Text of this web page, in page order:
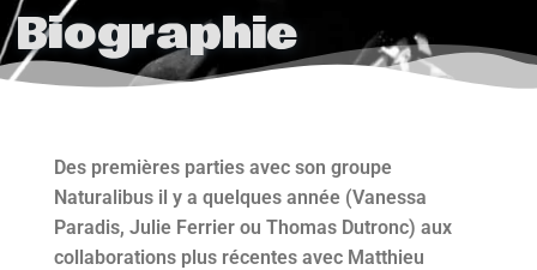
Biographie
Des premières parties avec son groupe
Naturalibus il y a quelques année (Vanessa
Paradis, Julie Ferrier ou Thomas Dutronc) aux
collaborations plus récentes avec Matthieu